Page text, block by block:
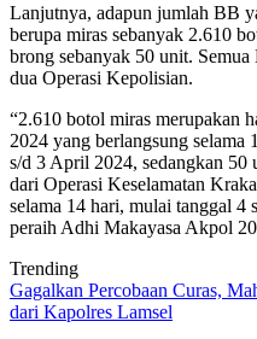
Lanjutnya, adapun jumlah BB
berupa miras sebanyak 2.610
brong sebanyak 50 unit.
dua Operasi Kepolisian.
“2.610 botol miras merupakan
2024 yang berlangsung
s/d 3 April 2024, sedangkan 50
dari Operasi Keselamatan
selama 14 hari, mulai tanggal 4
peraih Adhi Makayasa Akpol
Trending
Gagalkan Percobaan Curas,
dari Kapolres Lamsel